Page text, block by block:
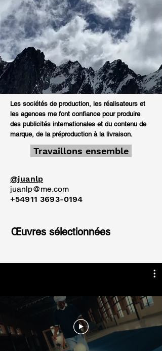
Les sociétés de production, les réalisateurs et
les agences me font confiance pour produire
des publicités internationales et du contenu de
marque, de la préproduction à la livraison.
Travaillons ensemble
@juanlp
juanlp@me.com
+54911 3693-0194
Œuvres sélectionnées